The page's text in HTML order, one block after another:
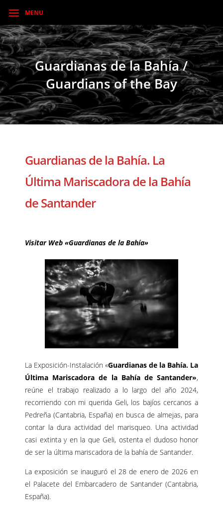
MENU
Guardianas de la Bahía /
Guardians of the Bay
Guardianas de la Bahía. La
Última Mariscadora de la Bahía
de Santander
Visitar Web «Guardianas de la Bahía»
La Exposición-Instalación «Guardianas de la Bahía. La
Última Mariscadora de la Bahía de Santander»,
reúne el trabajo realizado a lo largo del año 2024,
recorriendo con mi querida Geli, los bajíos cercanos a
Pedreña (Cantabria, España) en busca de almejas, para
contar la dura actividad del marisqueo. Una actividad
casi extinta y en la que Geli, ostenta el dudoso honor
de ser la última mariscadora de la bahía de Santander.
La exposición se inauguró el 28 de enero de 2026 en
el Palacete del Embarcadero de Santander (Cantabria,
España).